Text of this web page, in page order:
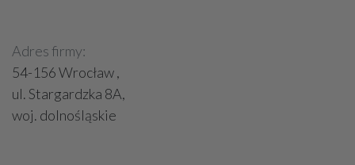
Adres firmy:
54-156 Wrocław ,
ul. Stargardzka 8A,
woj. dolnośląskie